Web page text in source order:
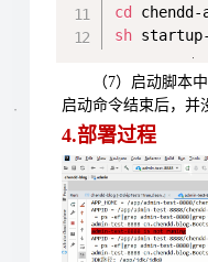
cd
sh
（7）启动脚本
启动命令结束后，并
4.部署过程